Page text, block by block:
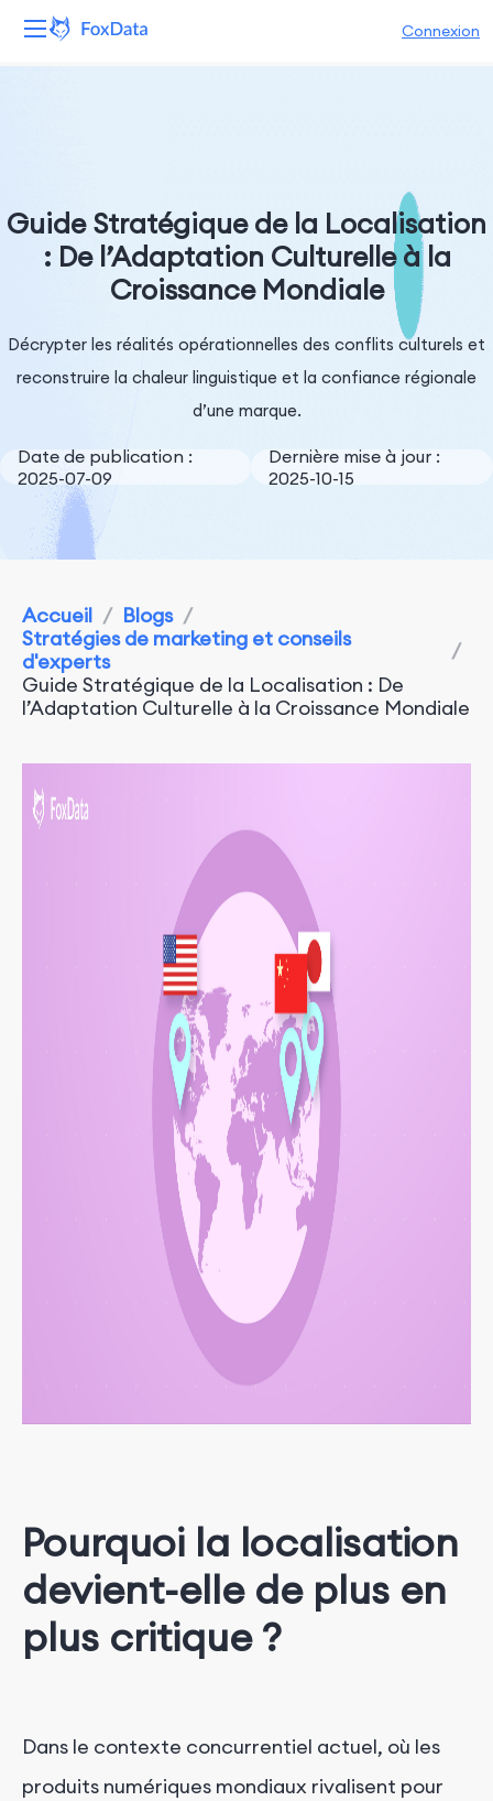
Connexion
Ressources
Entreprise
Guide Stratégique de la Localisation
: De l’Adaptation Culturelle à la
Croissance Mondiale
Décrypter les réalités opérationnelles des conflits culturels et
reconstruire la chaleur linguistique et la confiance régionale
d’une marque.
Date de publication :
2025-07-09
Dernière mise à jour :
2025-10-15
Accueil / Blogs /
Stratégies de marketing et conseils
d'experts
/
Guide Stratégique de la Localisation : De
l’Adaptation Culturelle à la Croissance Mondiale
Pourquoi la localisation
devient-elle de plus en
plus critique ?
Dans le contexte concurrentiel actuel, où les
produits numériques mondiaux rivalisent pour